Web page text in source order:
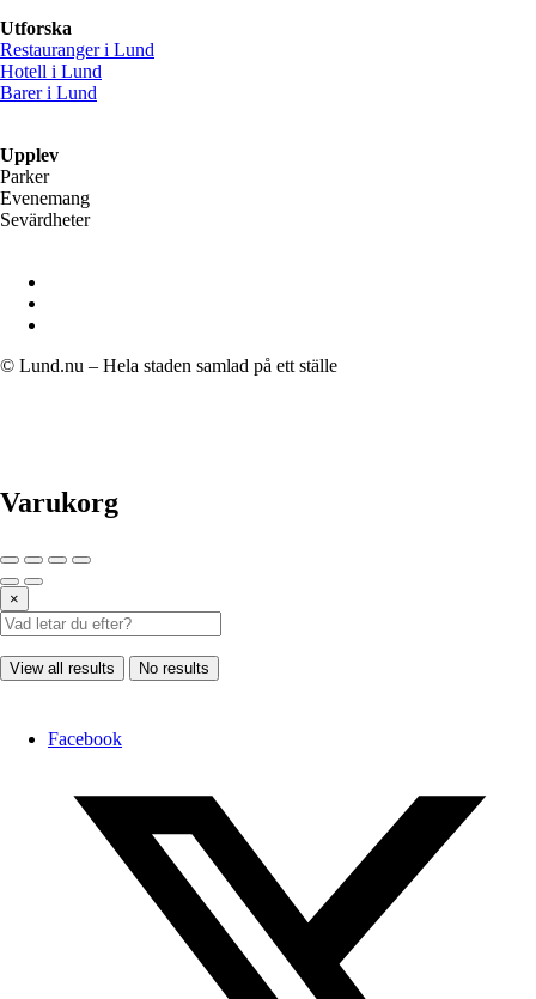
Utforska
Restauranger i Lund
Hotell i Lund
Barer i Lund
Upplev
Parker
Evenemang
Sevärdheter
© Lund.nu – Hela staden samlad på ett ställe
Varukorg
×
View all results No results
Facebook